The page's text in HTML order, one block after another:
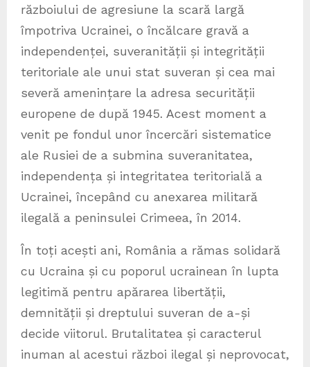
războiului de agresiune la scară largă
împotriva Ucrainei, o încălcare gravă a
independenței, suveranității și integrității
teritoriale ale unui stat suveran și cea mai
severă amenințare la adresa securității
europene de după 1945. Acest moment a
venit pe fondul unor încercări sistematice
ale Rusiei de a submina suveranitatea,
independența și integritatea teritorială a
Ucrainei, începând cu anexarea militară
ilegală a peninsulei Crimeea, în 2014.
În toți acești ani, România a rămas solidară
cu Ucraina și cu poporul ucrainean în lupta
legitimă pentru apărarea libertății,
demnității și dreptului suveran de a-și
decide viitorul. Brutalitatea și caracterul
inuman al acestui război ilegal și neprovocat,